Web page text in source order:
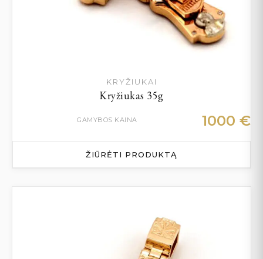
KRYŽIUKAI
Kryžiukas 35g
GAMYBOS KAINA 1000 €
ŽIŪRĖTI PRODUKTĄ